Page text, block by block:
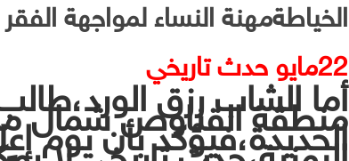
الخياطةمهنة النساء لمواجهة الفقر
22مايو حدث تاريخي
أما الشاب رزق
منطقة القناوص شمال
الحديدة،فيؤكد بأن يوم